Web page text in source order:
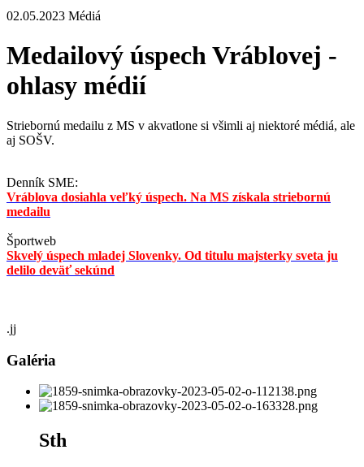
02.05.2023 Médiá
Medailový úspech Vráblovej -
ohlasy médií
Striebornú medailu z MS v akvatlone si všimli aj niektoré médiá, ale
aj SOŠV.
Denník SME:
Vráblova dosiahla veľký úspech. Na MS získala striebornú
medailu
Športweb
Skvelý úspech mladej Slovenky. Od titulu majsterky sveta ju
delilo deväť sekúnd
.jj
Galéria
Sth